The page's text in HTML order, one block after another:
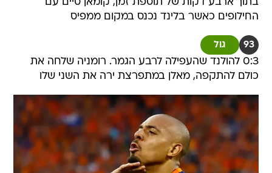
בתוך ארבע דקות של תוספת זמן, קומאן סיים עם
החילופים כאשר בלינד נכנס במקום ממפיס
93 גול
0:3 להולנד שהעפילה לרבע הגמר. רומניה שלחה את
כולם להתקפה, מאלן במתפרצת ירה את השני שלו